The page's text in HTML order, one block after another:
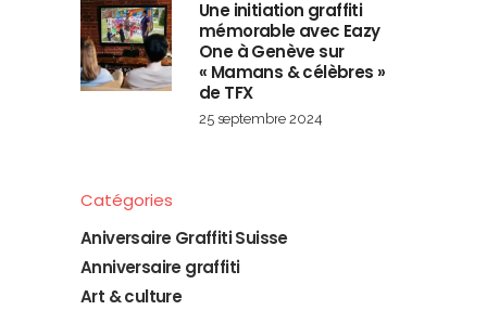
Une initiation graffiti
mémorable avec Eazy
One à Genève sur
« Mamans & célèbres »
de TFX
25 septembre 2024
Catégories
Aniversaire Graffiti Suisse
Anniversaire graffiti
Art & culture